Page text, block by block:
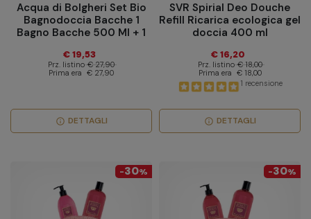
Acqua di Bolgheri Set Bio
Bagnodoccia Bacche 1
Bagno Bacche 500 Ml + 1
€ 19,53
Prz. listino € 27,90
Prima era € 27,90
info DETTAGLI
SVR Spirial Deo Douche
Refill Ricarica ecologica gel
doccia 400 ml
€ 16,20
Prz. listino € 18,00
Prima era € 18,00
1 recensione
info DETTAGLI
-30% -30%